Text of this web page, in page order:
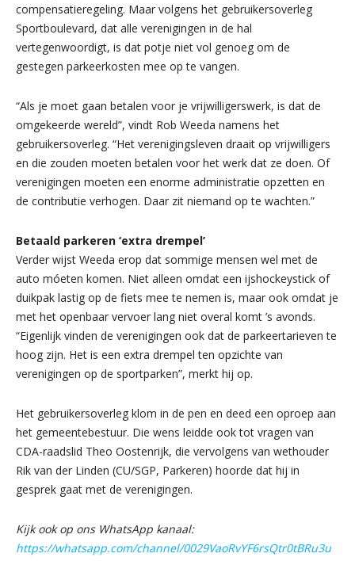
compensatieregeling. Maar volgens het gebruikersoverleg
Sportboulevard, dat alle verenigingen in de hal
vertegenwoordigt, is dat potje niet vol genoeg om de
gestegen parkeerkosten mee op te vangen.
“Als je moet gaan betalen voor je vrijwilligerswerk, is dat de
omgekeerde wereld”, vindt Rob Weeda namens het
gebruikersoverleg. “Het verenigingsleven draait op vrijwilligers
en die zouden moeten betalen voor het werk dat ze doen. Of
verenigingen moeten een enorme administratie opzetten en
de contributie verhogen. Daar zit niemand op te wachten.”
Betaald parkeren ‘extra drempel’
Verder wijst Weeda erop dat sommige mensen wel met de
auto móeten komen. Niet alleen omdat een ijshockeystick of
duikpak lastig op de fiets mee te nemen is, maar ook omdat je
met het openbaar vervoer lang niet overal komt ’s avonds.
“Eigenlijk vinden de verenigingen ook dat de parkeertarieven te
hoog zijn. Het is een extra drempel ten opzichte van
verenigingen op de sportparken”, merkt hij op.
Het gebruikersoverleg klom in de pen en deed een oproep aan
het gemeentebestuur. Die wens leidde ook tot vragen van
CDA-raadslid Theo Oostenrijk, die vervolgens van wethouder
Rik van der Linden (CU/SGP, Parkeren) hoorde dat hij in
gesprek gaat met de verenigingen.
Kijk ook op ons WhatsApp kanaal:
https://whatsapp.com/channel/0029VaoRvYF6rsQtr0tBRu3u